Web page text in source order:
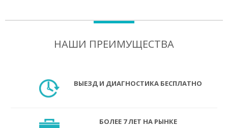
НАШИ ПРЕИМУЩЕСТВА
ВЫЕЗД И ДИАГНОСТИКА БЕСПЛАТНО
БОЛЕЕ 7 ЛЕТ НА РЫНКЕ